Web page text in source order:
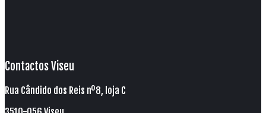
Contactos Viseu
Rua Cândido dos Reis nº8, loja C